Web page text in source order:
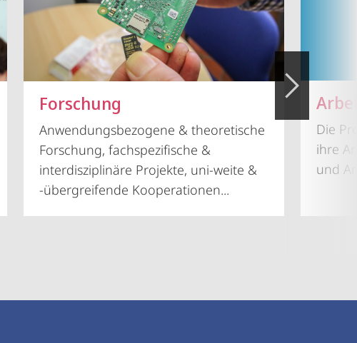
Forschung
Anwendungsbezogene & theoretische
Forschung, fachspezifische &
interdisziplinäre Projekte, uni-weite &
-übergreifende Kooperationen...
Die
ihre
und